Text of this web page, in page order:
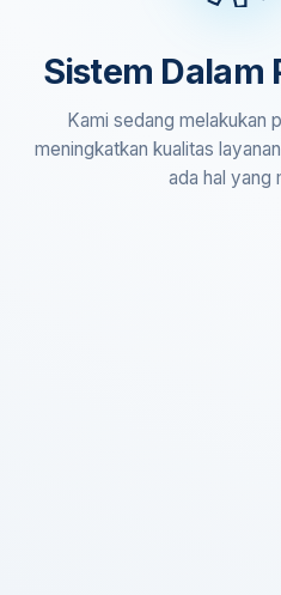
Sistem Dalam
Kami sedang melakukan
meningkatkan kualitas
ada hal yang